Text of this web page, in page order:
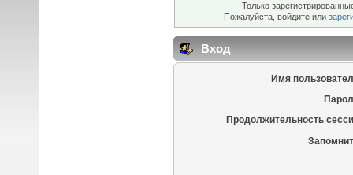
Только
Пожалуйста, войдите или
Вход
Имя
Продолжительность